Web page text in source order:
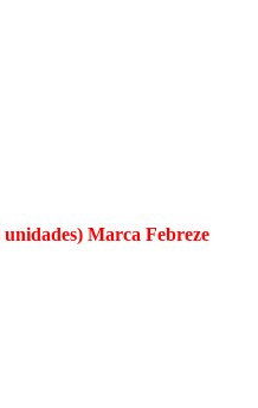
Marca Febreze